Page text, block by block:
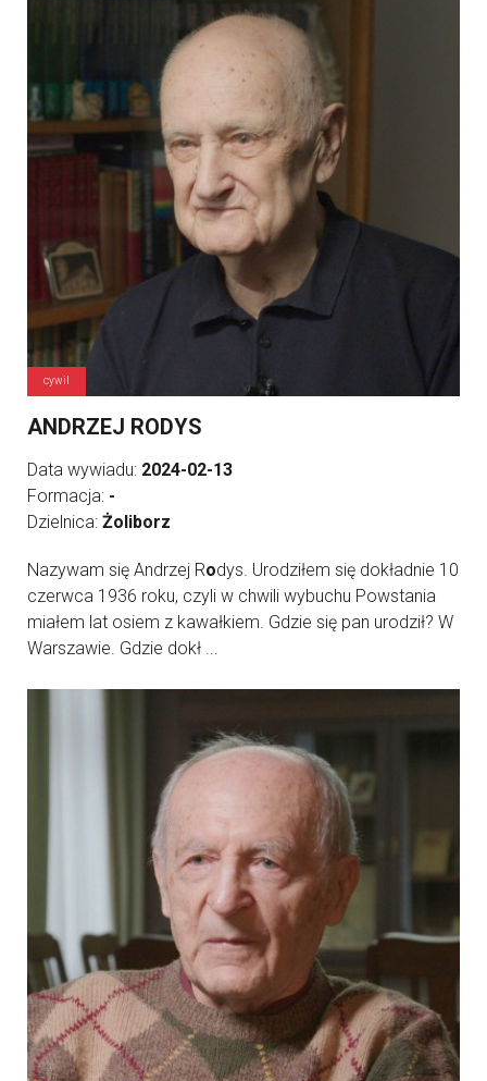
cywil
ANDRZEJ RODYS
Data wywiadu: 2024-02-13
Formacja: -
Dzielnica: Żoliborz
Nazywam się Andrzej Rodys. Urodziłem się dokładnie 10
czerwca 1936 roku, czyli w chwili wybuchu Powstania
miałem lat osiem z kawałkiem. Gdzie się pan urodził? W
Warszawie. Gdzie dokł ...